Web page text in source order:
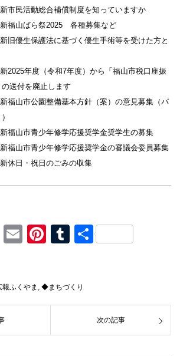
市民活動総合補償制度を知っていますか
福山ばら祭2025 各種募集など
旧優生保護法に基づく優生手術等を受けた方と
2025年度（令和7年度）から「福山市税口座振
送付を廃止します
福山市公園整備基本方針（案）の意見募集（パ
福山市青少年修学応援奨学金奨学生の募集
福山市青少年修学応援奨学金の審議会委員募集
休日・祝日のごみの収集
X EmailPinterest
Tumblr
共
ふくやま , ◆まちづくり
次の記事